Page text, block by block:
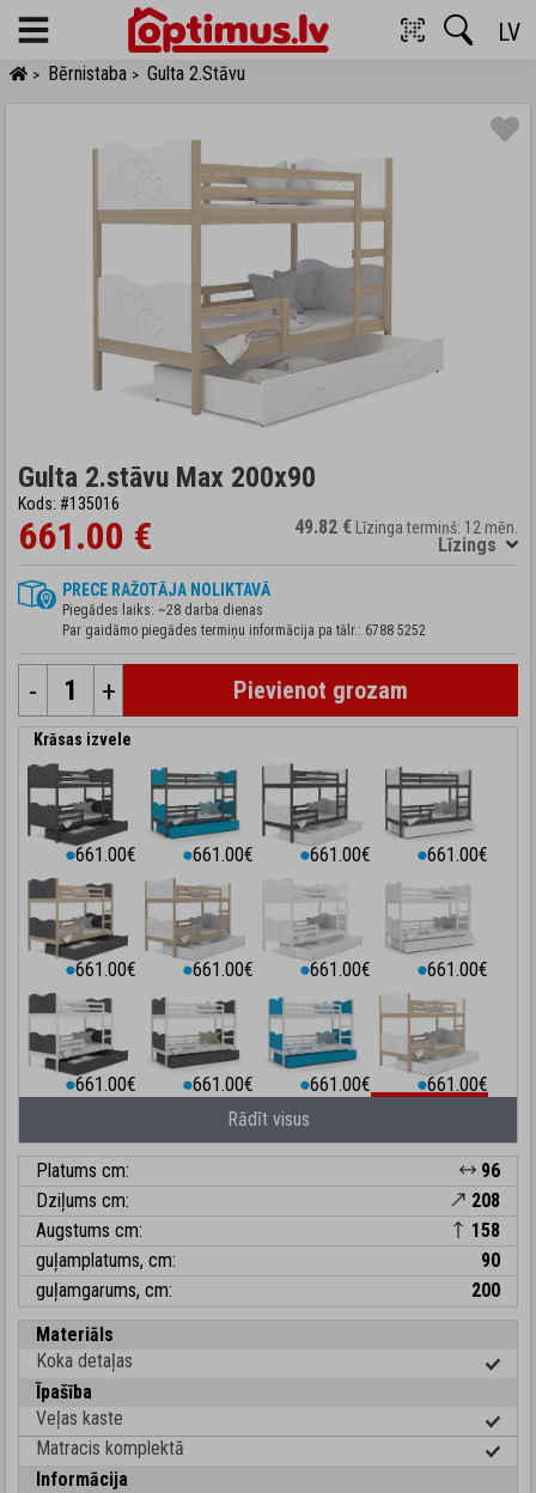
Menu LV
> Bērnistaba > Gulta 2.stāvu
Gulta 2.stāvu Max 200x90
Kods: #135016
661.00 € 49.82 € Līzinga termiņš: 12 mēn.
Līzings
PRECE RAŽOTĀJA NOLIKTAVĀ
Piegādes laiks: ~28 darba dienas
Par gaidāmo piegādes termiņu informācija pa tālr.: 6788 5252
- + Pievienot grozam
Krāsas izvele
⬤661.00€ ⬤661.00€ ⬤661.00€ ⬤661.00€
⬤661.00€ ⬤661.00€ ⬤661.00€ ⬤661.00€
⬤661.00€ ⬤661.00€ ⬤661.00€ ⬤661.00€
Rādīt visus
Platums cm:
96
Dziļums cm:
208
Augstums cm:
158
guļamplatums, cm:
90
guļamgarums, cm:
200
Materiāls
Koka detaļas
Īpašība
Veļas kaste
Matracis komplektā
Informācija